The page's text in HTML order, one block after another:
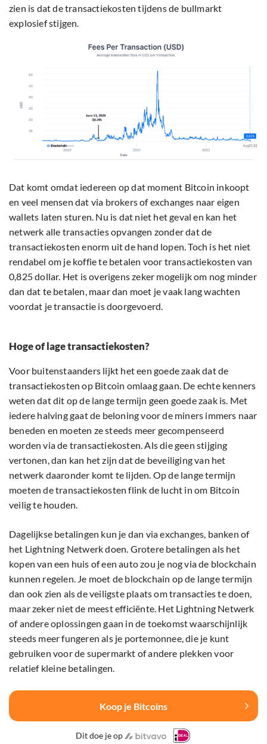
zien is dat de transactiekosten tijdens de bullmarkt
explosief stijgen.
Dat komt omdat iedereen op dat moment Bitcoin inkoopt
en veel mensen dat via brokers of exchanges naar eigen
wallets laten sturen. Nu is dat niet het geval en kan het
netwerk alle transacties opvangen zonder dat de
transactiekosten enorm uit de hand lopen. Toch is het niet
rendabel om je koffie te betalen voor transactiekosten van
0,825 dollar. Het is overigens zeker mogelijk om nog minder
dan dat te betalen, maar dan moet je vaak lang wachten
voordat je transactie is doorgevoerd.
Hoge of lage transactiekosten?
Voor buitenstaanders lijkt het een goede zaak dat de
transactiekosten op Bitcoin omlaag gaan. De echte kenners
weten dat dit op de lange termijn geen goede zaak is. Met
iedere halving gaat de beloning voor de miners immers naar
beneden en moeten ze steeds meer gecompenseerd
worden via de transactiekosten. Als die geen stijging
vertonen, dan kan het zijn dat de beveiliging van het
netwerk daaronder komt te lijden. Op de lange termijn
moeten de transactiekosten flink de lucht in om Bitcoin
veilig te houden.
Dagelijkse betalingen kun je dan via exchanges, banken of
het Lightning Netwerk doen. Grotere betalingen als het
kopen van een huis of een auto zou je nog via de blockchain
kunnen regelen. Je moet de blockchain op de lange termijn
dan ook zien als de veiligste plaats om transacties te doen,
maar zeker niet de meest efficiënte. Het Lightning Netwerk
of andere oplossingen gaan in de toekomst waarschijnlijk
steeds meer fungeren als je portemonnee, die je kunt
gebruiken voor de supermarkt of andere plekken voor
relatief kleine betalingen.
Koop je Bitcoins
Dit doe je op